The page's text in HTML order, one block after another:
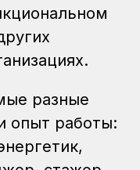
разные
опыт работы: